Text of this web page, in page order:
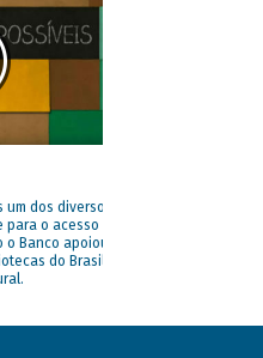
dos diversos
o acesso à
Banco apoiou
do Brasil e